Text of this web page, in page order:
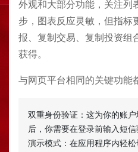
外观和大部分功能，关注列
步，图表反应灵敏，但指标
报、复制交易、复制投资组
获得。
与网页平台相同的关键功能
双重身份验证：这为你的账
后，你需要在登录前输入短
演示模式：在应用程序内轻